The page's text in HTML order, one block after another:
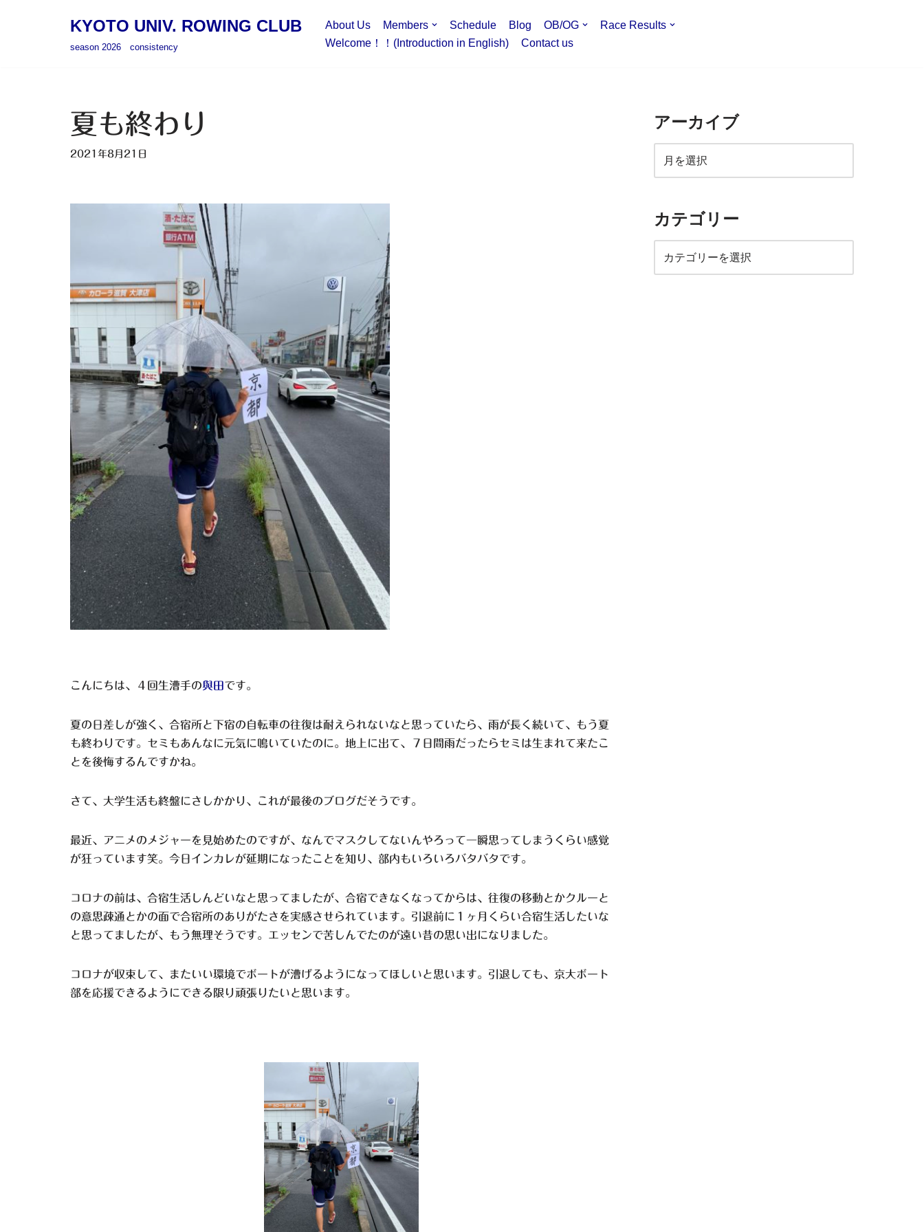
KYOTO UNIV. ROWING CLUB
season 2026 consistency
About Us Members Schedule Blog OB/OG
Race Results
Welcome！！(Introduction in English)
Contact us
夏も終わり
2021年8月21日
こんにちは、４回生漕手の與田です。
夏の日差しが強く、合宿所と下宿の自転車の往復は耐えられないなと思っていたら、雨が長く続いて、もう夏
も終わりです。セミもあんなに元気に鳴いていたのに。地上に出て、７日間雨だったらセミは生まれて来たこ
とを後悔するんですかね。
さて、大学生活も終盤にさしかかり、これが最後のブログだそうです。
最近、アニメのメジャーを見始めたのですが、なんでマスクしてないんやろって一瞬思ってしまうくらい感覚
が狂っています笑。今日インカレが延期になったことを知り、部内もいろいろバタバタです。
コロナの前は、合宿生活しんどいなと思ってましたが、合宿できなくなってからは、往復の移動とかクルーと
の意思疎通とかの面で合宿所のありがたさを実感させられています。引退前に１ヶ月くらい合宿生活したいな
と思ってましたが、もう無理そうです。エッセンで苦しんでたのが遠い昔の思い出になりました。
コロナが収束して、またいい環境でボートが漕げるようになってほしいと思います。引退しても、京大ボート
部を応援できるようにできる限り頑張りたいと思います。
アーカイブ
カテゴリー